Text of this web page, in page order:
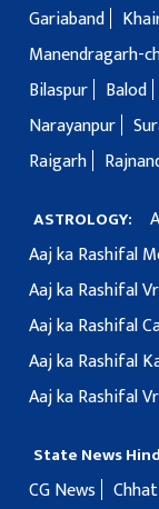
Gariaband
Manendragarh-
Bilaspur
Balod
Narayanpur
Raigarh
ASTROLOGY:
Aaj ka Rashifal
Aaj ka Rashifal
Aaj ka Rashifal
Aaj ka Rashifal
Aaj ka Rashifal
State News
CG News